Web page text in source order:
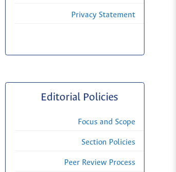
Privacy Statement
Editorial Policies
Focus and Scope
Section Policies
Peer Review Process